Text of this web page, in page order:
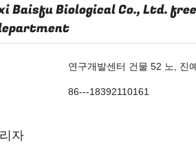
Baisfu Biological Co., Ltd.
연구개발센터 건물 52 노, 진
86---18392110161
자